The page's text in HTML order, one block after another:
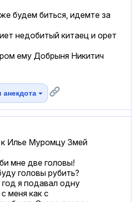
будем биться, идемте за
недобитый китаец и орет
ему Добрыня Никитич
анекдота
к Илье Муромцу Змей
мне две головы!
головы рубить?
я подавал одну
меня как с